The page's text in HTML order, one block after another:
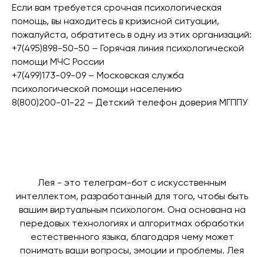
Если вам требуется срочная психологическая
помощь, вы находитесь в кризисной ситуации,
пожалуйста, обратитесь в одну из этих организаций:
+7(495)898-50-50 – Горячая линия психологической
помощи МЧС России
+7(499)173-09-09 – Московская служба
психологической помощи населению
8(800)200-01-22 – Детский телефон доверия МГППУ
Лея - это телеграм-бот с искусственным
интеллектом, разработанный для того, чтобы быть
вашим виртуальным психологом. Она основана на
передовых технологиях и алгоритмах обработки
естественного языка, благодаря чему может
понимать ваши вопросы, эмоции и проблемы. Лея